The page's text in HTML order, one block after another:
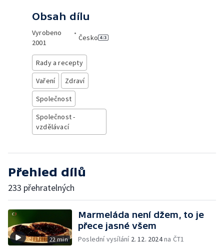
Obsah dílu
Vyrobeno
2001
•
Česko
Rady a recepty
Vaření
Zdraví
Společnost
Společnost -
vzdělávací
Přehled dílů
233 přehratelných
22 min
Marmeláda není džem, to je
přece jasné všem
Poslední vysílání 2. 12. 2024na ČT1